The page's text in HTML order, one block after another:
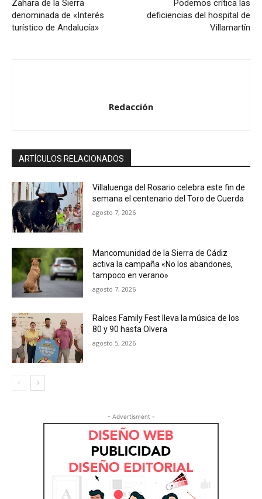
e
a
Zahara de la Sierra
denominada de «Interés
turístico de Andalucía»
Podemos crítica las
deficiencias del hospital de
Villamartín
Redacción
ARTÍCULOS RELACIONADOS
Villaluenga del Rosario celebra este fin de
semana el centenario del Toro de Cuerda
agosto 7, 2026
Mancomunidad de la Sierra de Cádiz
activa la campaña «No los abandones,
tampoco en verano»
agosto 7, 2026
Raíces Family Fest lleva la música de los
80 y 90 hasta Olvera
agosto 5, 2026
- Advertisment -